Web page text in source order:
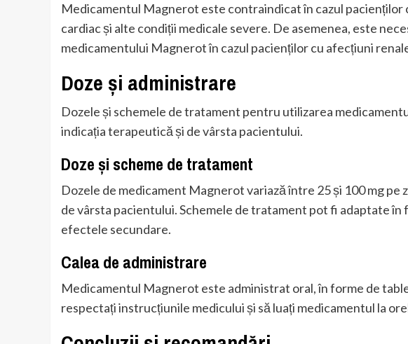
Medicamentul Magnerot este contraindicat în cazul pacienților
cardiac și alte condiții medicale severe. De asemenea, este
medicamentului Magnerot în cazul pacienților cu afecțiuni
Doze și administrare
Dozele și schemele de tratament pentru utilizarea
indicația terapeutică și de vârsta pacientului.
Doze și scheme de tratament
Dozele de medicament Magnerot variază între 25 și 100 mg pe
de vârsta pacientului. Schemele de tratament pot fi adaptate
efectele secundare.
Calea de administrare
Medicamentul Magnerot este administrat oral, în forme de
respectați instrucțiunile medicului și să luați medicamentul la